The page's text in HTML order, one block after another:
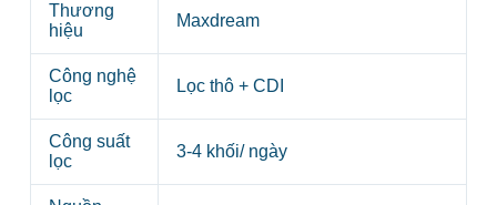
Thương
hiệu
Maxdream
Công nghệ
lọc
Lọc thô + CDI
Công suất
lọc
3-4 khối/ ngày